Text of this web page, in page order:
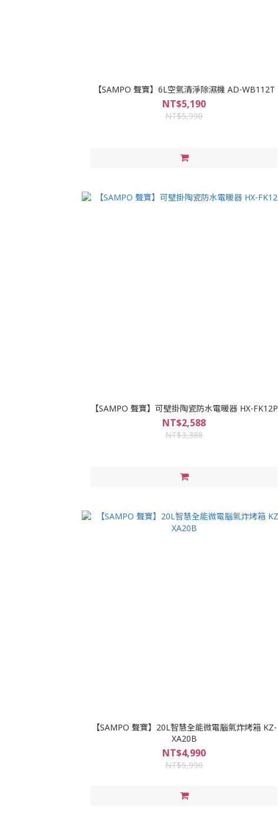
【SAMPO 聲寶】6L空氣清淨除濕機 AD-WB112T
NT$5,190
NT$5,990
【SAMPO 聲寶】可壁掛陶瓷防水電暖器 HX-FK12P
NT$2,588
NT$3,388
【SAMPO 聲寶】20L智慧全能微電腦氣炸烤箱 KZ-
XA20B
NT$4,990
NT$5,990